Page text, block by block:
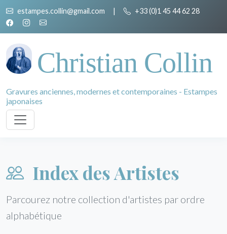
estampes.collin@gmail.com | +33 (0)1 45 44 62 28
Christian Collin
Gravures anciennes, modernes et contemporaines - Estampes
japonaises
Index des Artistes
Parcourez notre collection d'artistes par ordre
alphabétique